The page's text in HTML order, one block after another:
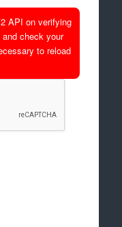
API on verifying
check your
to reload